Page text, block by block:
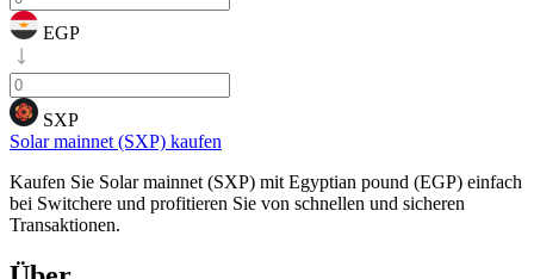
EGP
SXP
Solar mainnet (SXP) kaufen
Kaufen Sie Solar mainnet (SXP) mit Egyptian pound (EGP) einfach
bei Switchere und profitieren Sie von schnellen und sicheren
Transaktionen.